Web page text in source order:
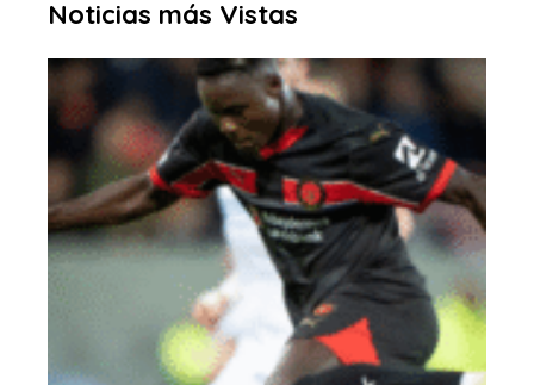
Noticias más Vistas